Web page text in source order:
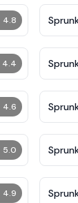
4.8
4.4
4.6
5.0
4.9